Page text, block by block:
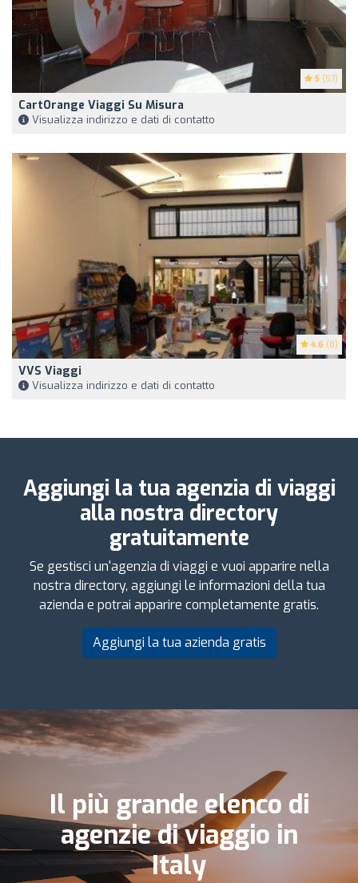
5 (57)
CartOrange Viaggi Su Misura
Visualizza indirizzo e dati di contatto
4.6 (8)
VVS Viaggi
Visualizza indirizzo e dati di contatto
Aggiungi la tua agenzia di viaggi
alla nostra directory
gratuitamente
Se gestisci un'agenzia di viaggi e vuoi apparire nella
nostra directory, aggiungi le informazioni della tua
azienda e potrai apparire completamente gratis.
Aggiungi la tua azienda gratis
Il più grande elenco di
agenzie di viaggio in
Italy